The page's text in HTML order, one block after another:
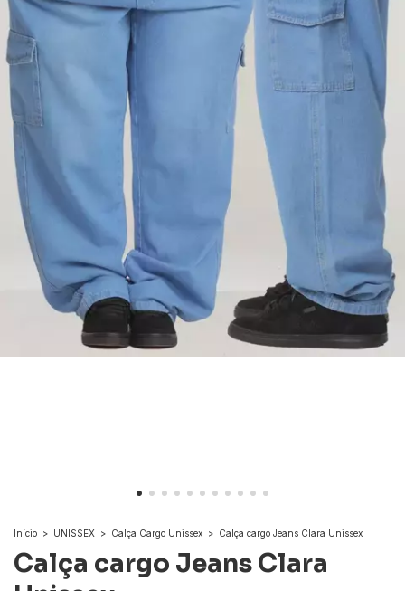
Início > UNISSEX > Calça Cargo Unissex > Calça cargo Jeans Clara Unissex
Calça cargo Jeans Clara